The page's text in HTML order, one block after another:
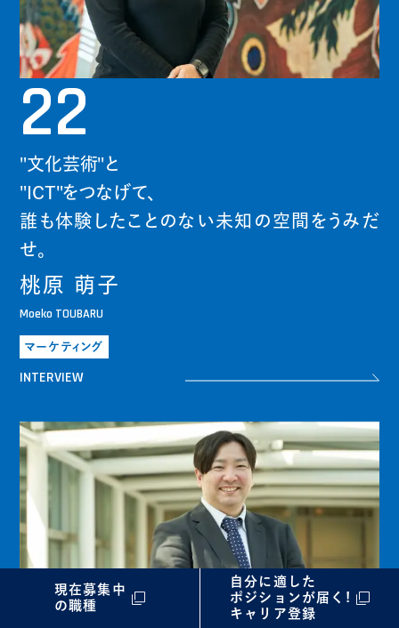
現在募集中
の職種
自分に適した
ポジションが届く!
キャリア登録
22
"文化芸術"と
"ICT"をつなげて、
誰も体験したことのない未知の空間をうみだ
せ。
桃原 萌子
Moeko TOUBARU
マーケティング
INTERVIEW